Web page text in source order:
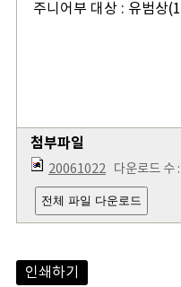
주니어부 대상 : 유범상
첨부파일
20061022다운로드 수
전체 파일 다운로드
인쇄하기